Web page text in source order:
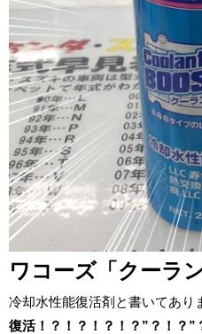
ワコーズ「クーラ
冷却水性能復活剤と書いてあり
復活！？！？！？！？”？！？”